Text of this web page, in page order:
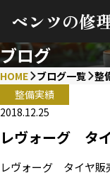
ベンツの修
ブログ
HOME ブログ一覧 整
整備実績
2018.12.25
レヴォーグ タ
レヴォーグ タイヤ販